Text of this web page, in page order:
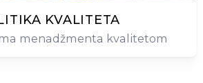
KVALITETA
menadžmenta kvalitetom